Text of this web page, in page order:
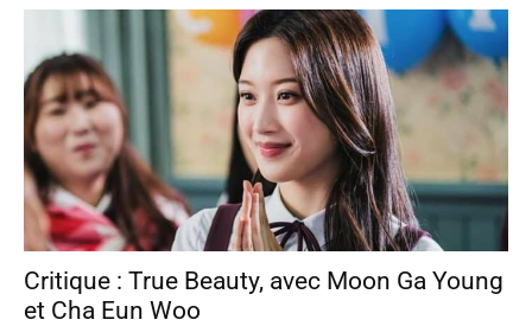
Critique : True Beauty, avec Moon Ga Young
et Cha Eun Woo